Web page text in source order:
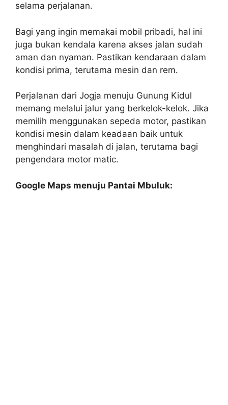
selama perjalanan.
Bagi yang ingin memakai mobil pribadi, hal ini
juga bukan kendala karena akses jalan sudah
aman dan nyaman. Pastikan kendaraan dalam
kondisi prima, terutama mesin dan rem.
Perjalanan dari Jogja menuju Gunung Kidul
memang melalui jalur yang berkelok-kelok. Jika
memilih menggunakan sepeda motor, pastikan
kondisi mesin dalam keadaan baik untuk
menghindari masalah di jalan, terutama bagi
pengendara motor matic.
Google Maps menuju Pantai Mbuluk: